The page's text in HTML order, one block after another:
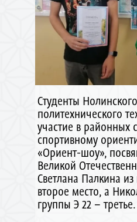
Студенты Нолинского
политехнического
участие в районных
спортивному
«Ориент-шоу»,
Великой
Светлана Палкина
второе место, а
группы Э 22 – третье.